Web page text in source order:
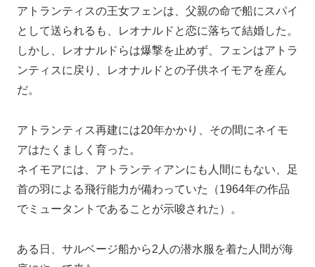
アトランティスの王女フェンは、父親の命で船にスパイ
として送られるも、レオナルドと恋に落ちて結婚した。
しかし、レオナルドらは爆撃を止めず、フェンはアトラ
ンティスに戻り、レオナルドとの子供ネイモアを産ん
だ。
アトランティス再建には20年かかり、その間にネイモ
アはたくましく育った。
ネイモアには、アトランティアンにも人間にもない、足
首の羽による飛行能力が備わっていた（1964年の作品
でミュータントであることが示唆された）。
ある日、サルベージ船から2人の潜水服を着た人間が海